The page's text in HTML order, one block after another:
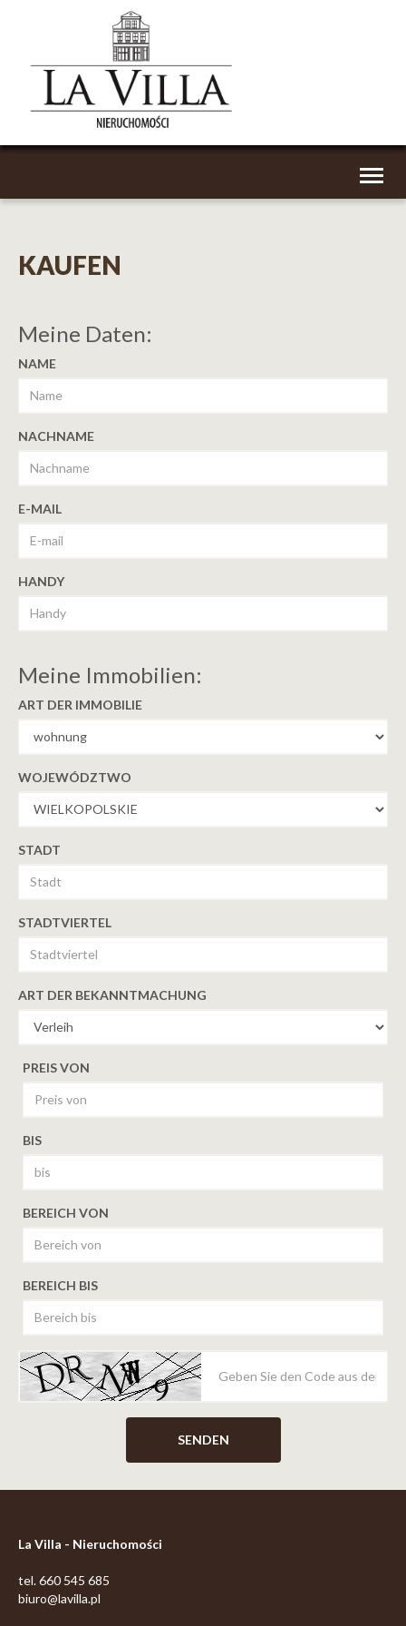
KAUFEN
Meine Daten:
NAME
NACHNAME
E-MAIL
HANDY
Meine Immobilien:
ART DER IMMOBILIE
WOJEWÓDZTWO
STADT
STADTVIERTEL
ART DER BEKANNTMACHUNG
PREIS VON
BIS
BEREICH VON
BEREICH BIS
La Villa - Nieruchomości
tel. 660 545 685
biuro@lavilla.pl